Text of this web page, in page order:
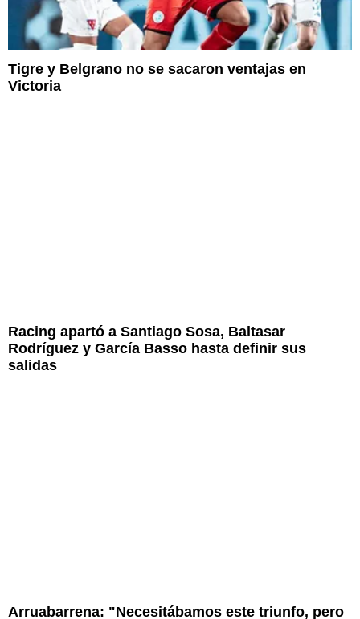
Tigre y Belgrano no se sacaron ventajas en
Victoria
Racing apartó a Santiago Sosa, Baltasar
Rodríguez y García Basso hasta definir sus
salidas
Arruabarrena: "Necesitábamos este triunfo, pero